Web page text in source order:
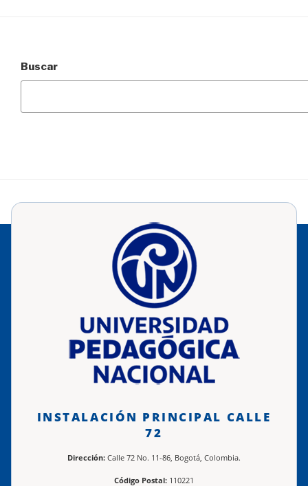
Buscar
INSTALACIÓN PRINCIPAL CALLE
72
Dirección: Calle 72 No. 11-86, Bogotá, Colombia.
Código Postal: 110221